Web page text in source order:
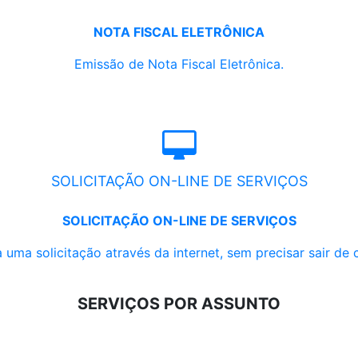
NOTA FISCAL ELETRÔNICA
Emissão de Nota Fiscal Eletrônica.
SOLICITAÇÃO ON-LINE DE SERVIÇOS
SOLICITAÇÃO ON-LINE DE SERVIÇOS
uma solicitação através da internet, sem precisar sair de
SERVIÇOS POR ASSUNTO